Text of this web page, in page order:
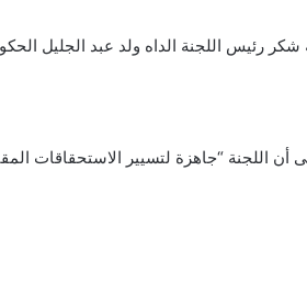
رئيس اللجنة الداه ولد عبد الجليل
أن اللجنة “جاهزة لتسيير الاستحقاقات